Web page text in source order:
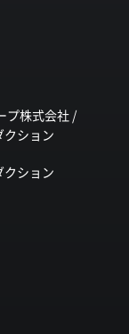
プ株式会社 /
クション
クション